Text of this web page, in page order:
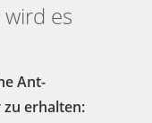
es
Ant-
zu erhalten: